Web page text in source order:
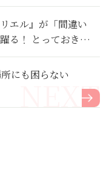
エル』が「間違い
る！ とっておきの
にも困らない